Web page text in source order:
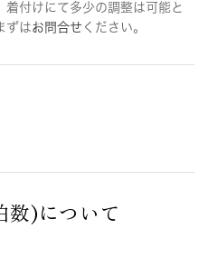
付けにて多少の調整は可能と
ずはお問合せ ください。
数)について